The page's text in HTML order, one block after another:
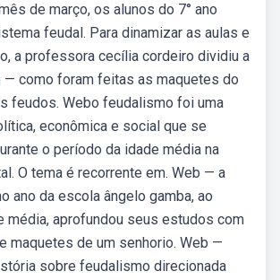
de março, os alunos do 7° ano
feudal. Para dinamizar as aulas e
a professora cecília cordeiro dividiu a
— como foram feitas as maquetes do
feudos. Webo feudalismo foi uma
econômica e social que se
o período da idade média na
O tema é recorrente em. Web — a
ano da escola ângelo gamba, ao
média, aprofundou seus estudos com
maquetes de um senhorio. Web —
sobre feudalismo direcionada